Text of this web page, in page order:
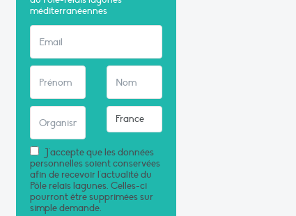
méditerranéennes
J'accepte que les données
personnelles soient conservées
afin de recevoir l'actualité du
Pôle relais lagunes. Celles-ci
pourront être supprimées sur
simple demande.